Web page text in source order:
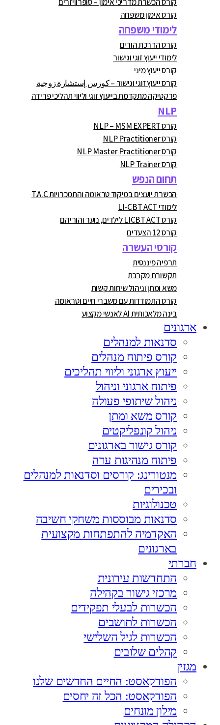
קורס אימון משפחה
לימודי משפחה
קורס הדרכת הורים
לימודי ייעוץ זוגי וגישור
קורס ייעוץ מיני
קורס ייעוץ זוגי וגישור – كورس إستشارة زوجية
פרקטיקה מתקדמת בייעוץ זוגי וליווי תהליכי פרידה
NLP
קורס NLP – MSM EXPERT
קורס NLP Practitioner
קורס NLP Master Practitioner
קורס NLP Trainer
תחום הנפש
הכשרת יועצים במיקוד טראומה והתמכרויות T.A.C
לימודי LI-CBT ACT
קורס LICBT ACT לילדים, נוער והוריהם
קורס 12 הצעדים
קורסי העשרה
תרפיה פיננסית
תקשורת מקרבת
משא ומתן וניהול שיחות קשות
קורס התמודדות עם משברי חיים וטראומה
בינה מלאכותית AI לאנשי מקצוע
ארגונים
סדנאות למנהלים
קורס פיתוח מנהלים
ייעוץ ארגוני וליווי תהליכים
פיתוח ארגוני וניהול
ניהול שיתופי פעולה
קורס משא ומתן
ניהול קונפליקטים
קורס גישור בארגונים
פיתוח מנהיגות ערה
מנטורינג: קורסים וסדנאות למנהלים
ובכירים
טכנולוגיות
סדנאות מבוססות משחקי חשיבה
האקדמיה להתפתחות מקצועית
בארגונים
חברתי
התחדשות עירונית
מרכזי גישור בקהילה
הכשרות לבעלי תפקידים
הכשרות לתושבים
הכשרות לגיל השלישי
קהלים שלובים
מגזין
הפודקאסט: החיים החדשים שלנו
הפודקאסט: הכל זה יחסים
מילון מונחים